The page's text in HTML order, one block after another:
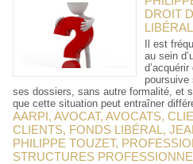
DROIT
Il est
au sein
ses dossiers, sans autre formalité, et
que cette situation peut entraîner
AARPI, AVOCAT, AVOCATS,
CLIENTS, FONDS LIBÉRAL ,
PHILIPPE TOUZET,
STRUCTURES